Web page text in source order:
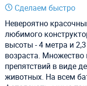
Сделаем быстро
Невероятно
любимого
высоты - 4 метра и
возраста.
препятствий в виде
животных. На всем